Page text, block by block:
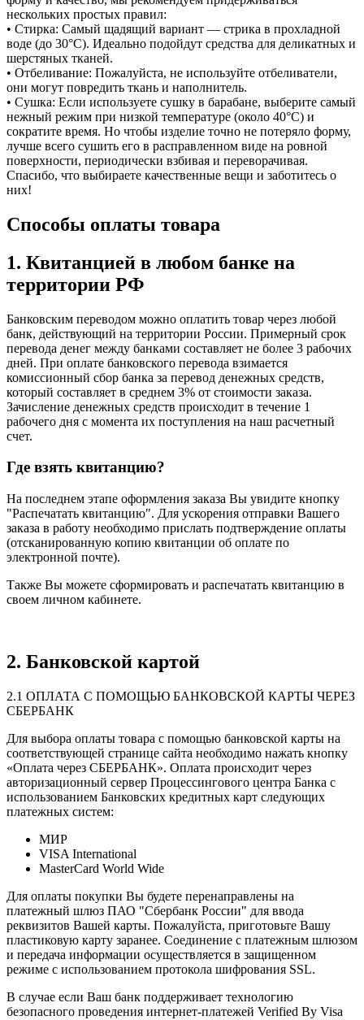
нескольких простых правил:
• Стирка: Самый щадящий вариант — стрика в прохладной
воде (до 30°C). Идеально подойдут средства для деликатных и
шерстяных тканей.
• Отбеливание: Пожалуйста, не используйте отбеливатели,
они могут повредить ткань и наполнитель.
• Сушка: Если используете сушку в барабане, выберите самый
нежный режим при низкой температуре (около 40°C) и
сократите время. Но чтобы изделие точно не потеряло форму,
лучше всего сушить его в расправленном виде на ровной
поверхности, периодически взбивая и переворачивая.
Спасибо, что выбираете качественные вещи и заботитесь о
них!
Способы оплаты товара
1. Квитанцией в любом банке на
территории РФ
Банковским переводом можно оплатить товар через любой
банк, действующий на территории России. Примерный срок
перевода денег между банками составляет не более 3 рабочих
дней. ​При оплате банковского перевода взимается
комиссионный сбор банка за перевод денежных средств,
который составляет в среднем 3% от стоимости заказа.
Зачисление денежных средств происходит в течение 1
рабочего дня с момента их поступления на наш расчетный
счет.
Где взять квитанцию?
На последнем этапе оформления заказа Вы увидите кнопку
"Распечатать квитанцию". Для ускорения отправки Вашего
заказа в работу необходимо прислать подтверждение оплаты
(отсканированную копию квитанции об оплате по
электронной почте).
Также Вы можете сформировать и распечатать квитанцию в
своем личном кабинете.
2. Банковской картой
2.1 ОПЛАТА С ПОМОЩЬЮ БАНКОВСКОЙ КАРТЫ ЧЕРЕЗ
СБЕРБАНК
Для выбора оплаты товара с помощью банковской карты на
соответствующей странице сайта необходимо нажать кнопку
«Оплата через СБЕРБАНК». Оплата происходит через
авторизационный сервер Процессингового центра Банка с
использованием Банковских кредитных карт следующих
платежных систем:
МИР
VISA International
MasterCard World Wide
Для оплаты покупки Вы будете перенаправлены на
платежный шлюз ПАО "Сбербанк России" для ввода
реквизитов Вашей карты. Пожалуйста, приготовьте Вашу
пластиковую карту заранее. Соединение с платежным шлюзом
и передача информации осуществляется в защищенном
режиме с использованием протокола шифрования SSL.
В случае если Ваш банк поддерживает технологию
безопасного проведения интернет-платежей Verified By Visa